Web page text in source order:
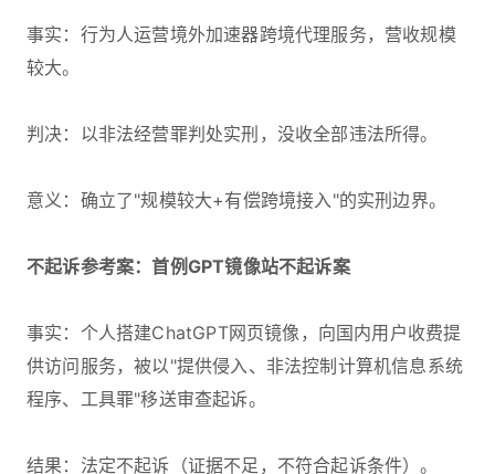
事实：行为人运营境外加速器跨境代理服务，营收规模
较大。
判决：以非法经营罪判处实刑，没收全部违法所得。
意义：确立了"规模较大+有偿跨境接入"的实刑边界。
不起诉参考案：首例GPT镜像站不起诉案
事实：个人搭建ChatGPT网页镜像，向国内用户收费提
供访问服务，被以"提供侵入、非法控制计算机信息系统
程序、工具罪"移送审查起诉。
结果：法定不起诉（证据不足，不符合起诉条件）。